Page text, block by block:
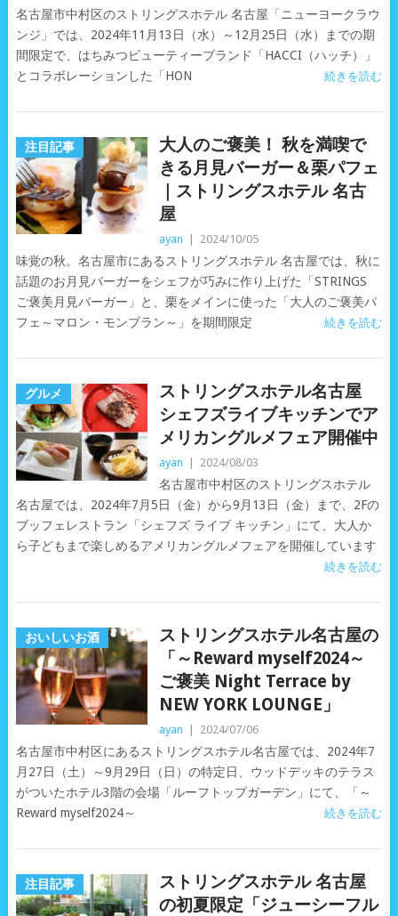
名古屋市中村区のストリングスホテル 名古屋「ニューヨークラウ
ンジ」では、2024年11月13日（水）～12月25日（水）までの期
間限定で、はちみつビューティーブランド「HACCI（ハッチ）」
とコラボレーションした「HON
続きを読む
注目記事
大人のご褒美！ 秋を満喫で
きる月見バーガー＆栗パフェ
｜ストリングスホテル 名古
屋
ayan 2024/10/05
味覚の秋。名古屋市にあるストリングスホテル 名古屋では、秋に
話題のお月見バーガーをシェフが巧みに作り上げた「STRINGS
ご褒美月見バーガー」と、栗をメインに使った「大人のご褒美パ
フェ～マロン・モンブラン～」を期間限定
続きを読む
グルメ
ストリングスホテル名古屋
シェフズライブキッチンでア
メリカングルメフェア開催中
ayan 2024/08/03
名古屋市中村区のストリングスホテル
名古屋では、2024年7月5日（金）から9月13日（金）まで、2Fの
ブッフェレストラン「シェフズ ライブ キッチン」にて、大人か
ら子どもまで楽しめるアメリカングルメフェアを開催しています
続きを読む
おいしいお酒
ストリングスホテル名古屋の
「～Reward myself2024～
ご褒美 Night Terrace by
NEW YORK LOUNGE」
ayan 2024/07/06
名古屋市中村区にあるストリングスホテル名古屋では、2024年7
月27日（土）～9月29日（日）の特定日、ウッドデッキのテラス
がついたホテル3階の会場「ルーフトップガーデン」にて、「～
Reward myself2024～
続きを読む
注目記事
ストリングスホテル 名古屋
の初夏限定「ジューシーフル